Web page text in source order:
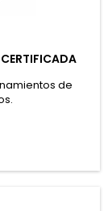
de